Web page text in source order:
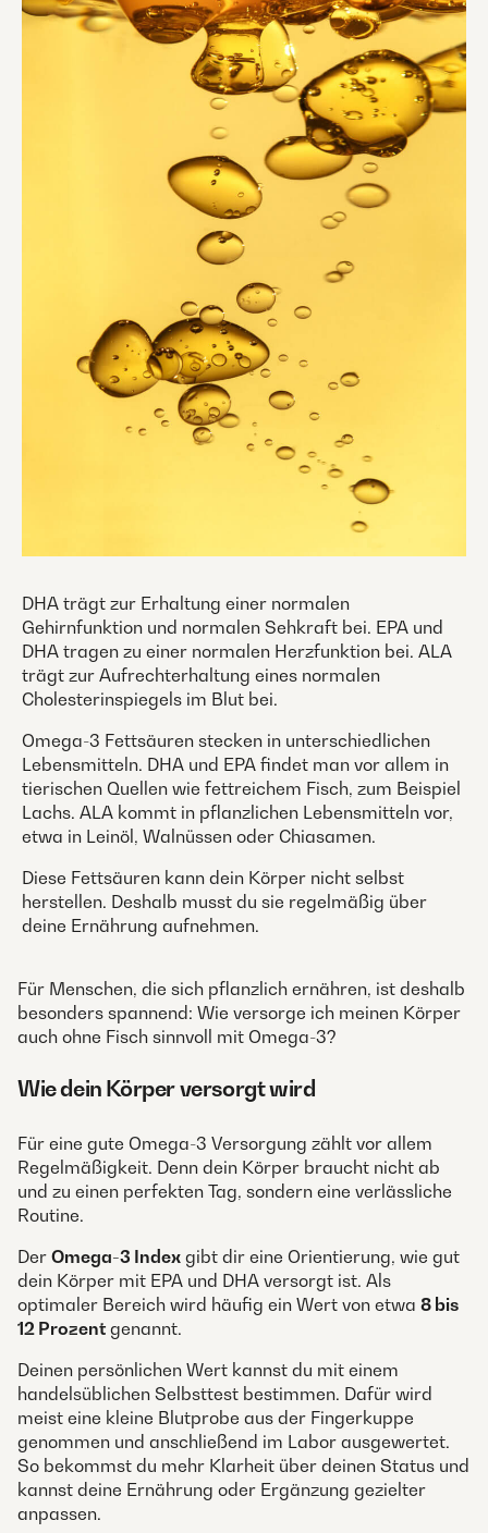
DHA trägt zur Erhaltung einer normalen
Gehirnfunktion und normalen Sehkraft bei. EPA und
DHA tragen zu einer normalen Herzfunktion bei. ALA
trägt zur Aufrechterhaltung eines normalen
Cholesterinspiegels im Blut bei.
Omega-3 Fettsäuren stecken in unterschiedlichen
Lebensmitteln. DHA und EPA findet man vor allem in
tierischen Quellen wie fettreichem Fisch, zum Beispiel
Lachs. ALA kommt in pflanzlichen Lebensmitteln vor,
etwa in Leinöl, Walnüssen oder Chiasamen.
Diese Fettsäuren kann dein Körper nicht selbst
herstellen. Deshalb musst du sie regelmäßig über
deine Ernährung aufnehmen.
Für Menschen, die sich pflanzlich ernähren, ist deshalb
besonders spannend: Wie versorge ich meinen Körper
auch ohne Fisch sinnvoll mit Omega-3?
Wie dein Körper versorgt wird
Für eine gute Omega-3 Versorgung zählt vor allem
Regelmäßigkeit. Denn dein Körper braucht nicht ab
und zu einen perfekten Tag, sondern eine verlässliche
Routine.
Der Omega-3 Index gibt dir eine Orientierung, wie gut
dein Körper mit EPA und DHA versorgt ist. Als
optimaler Bereich wird häufig ein Wert von etwa 8 bis
12 Prozent genannt.
Deinen persönlichen Wert kannst du mit einem
handelsüblichen Selbsttest bestimmen. Dafür wird
meist eine kleine Blutprobe aus der Fingerkuppe
genommen und anschließend im Labor ausgewertet.
So bekommst du mehr Klarheit über deinen Status und
kannst deine Ernährung oder Ergänzung gezielter
anpassen.